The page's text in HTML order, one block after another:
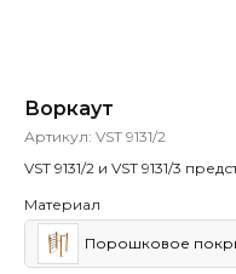
Воркаут
Артикул: VST 9131/2
VST 9131/2 и VST 9131/3
Материал
Порошковое